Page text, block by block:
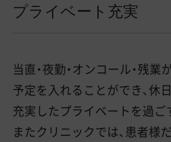
プライベート充実
当直・夜勤・オンコール・残
予定を入れることができ、休
充実したプライベートを過ご
またクリニックでは、患者様